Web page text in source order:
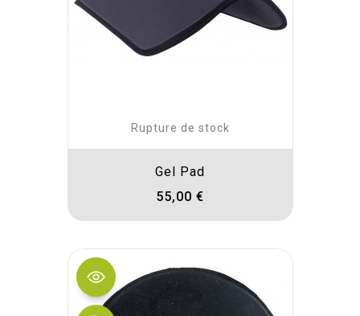
Rupture de stock
Gel Pad
55,00 €